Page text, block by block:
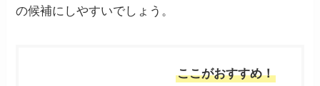
の候補にしやすいでしょう。
ここがおすすめ！